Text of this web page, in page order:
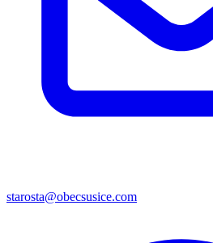
starosta@obecsusice.com